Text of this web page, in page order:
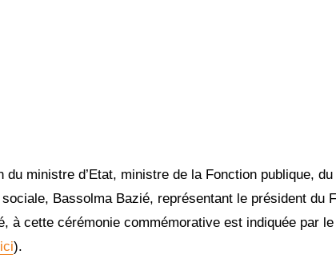
du ministre d’Etat, ministre de la Fonction publique, du
Bassolma Bazié, représentant le président du
à cette cérémonie commémorative est indiquée par
).